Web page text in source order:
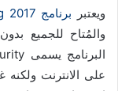
ويعتبر برنامج avg 2017
والمُتاح للجميع
على الانترنت